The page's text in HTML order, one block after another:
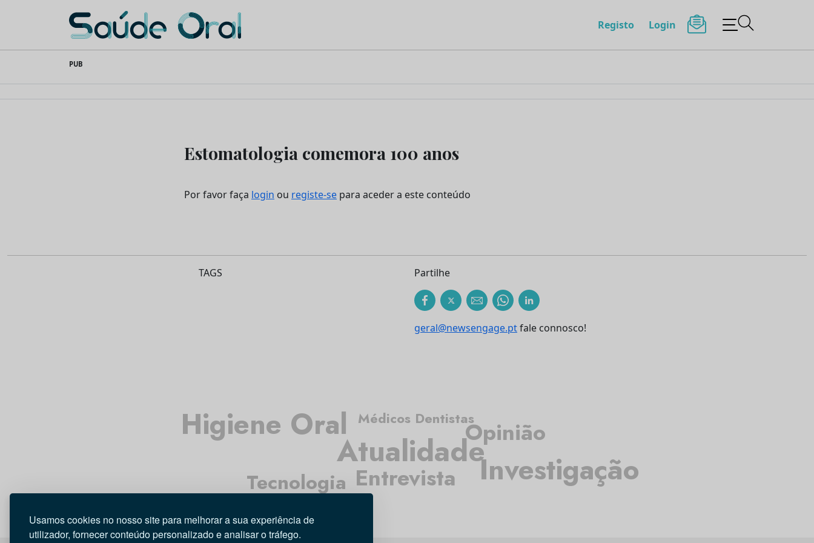
Usamos cookies no nosso site para melhorar a sua experiência de
utilizador, fornecer conteúdo personalizado e analisar o tráfego.
content
Saúde Oral Registo Login
PUB
Estomatologia comemora 100 anos
Por favor faça login ou registe-se para aceder a este conteúdo
TAGS Partilhe
geral@newsengage.ptfale connosco!
Atualidade
Médicos Dentistas
Higiene Oral
Entrevista
Opinião
Tecnologia Investigação